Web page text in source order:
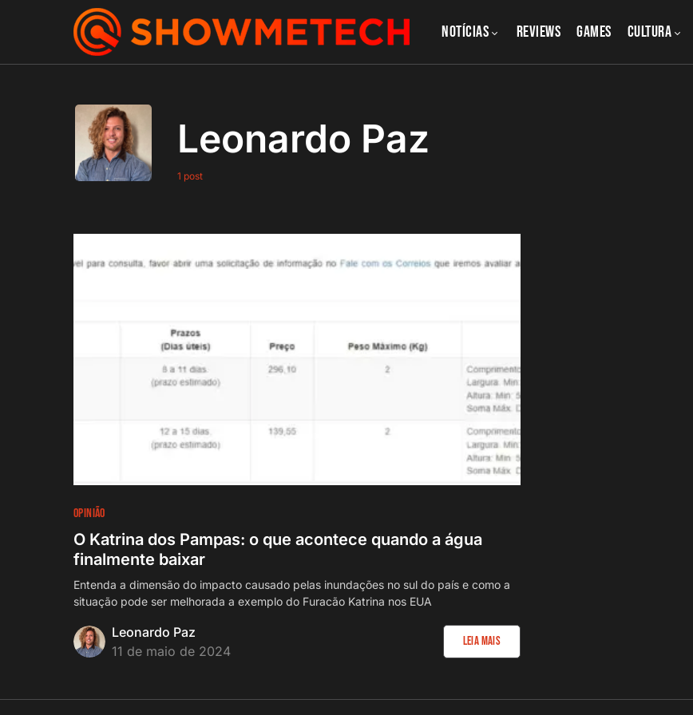
NOTÍCIAS REVIEWS GAMES CULTURA
Leonardo Paz
1 post
OPINIÃO
O Katrina dos Pampas: o que acontece quando a água
finalmente baixar
Entenda a dimensão do impacto causado pelas inundações no sul do país e como a
situação pode ser melhorada a exemplo do Furacão Katrina nos EUA
Leonardo Paz
11 de maio de 2024
Leia Mais